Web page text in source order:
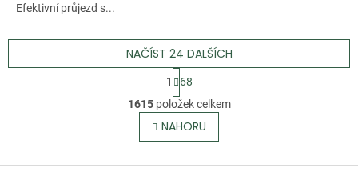
Efektivní průjezd s...
O
v
l
á
NAČÍST 24 DALŠÍCH
S
t
r
á
n
k
1
68
1615položek celkem
NAHORU
Z